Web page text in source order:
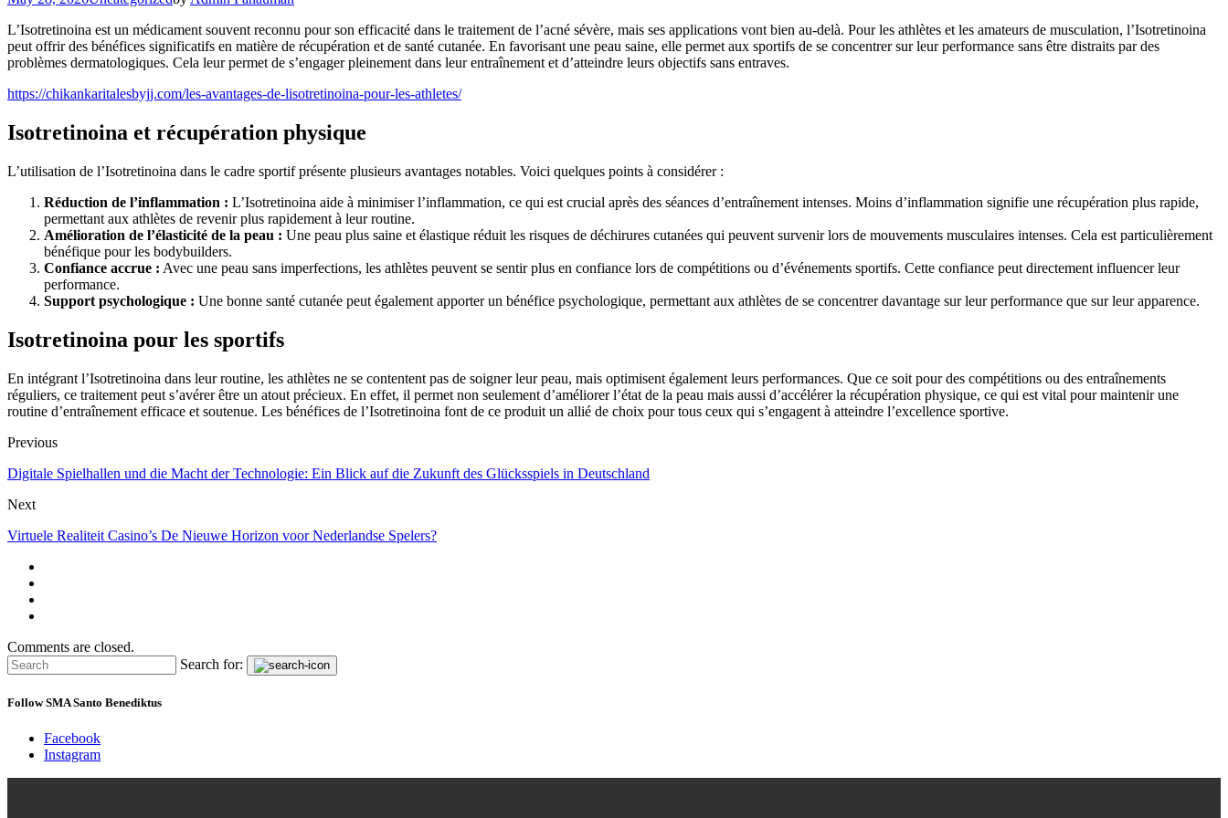
L’Isotretinoina est un médicament souvent reconnu pour son efficacité dans le traitement de l’acné sévère, mais ses applications vont bien au-delà. Pour les athlètes et les amateurs de musculation, l’Isotretinoina
peut offrir des bénéfices significatifs en matière de récupération et de santé cutanée. En favorisant une peau saine, elle permet aux sportifs de se concentrer sur leur performance sans être distraits par des
problèmes dermatologiques. Cela leur permet de s’engager pleinement dans leur entraînement et d’atteindre leurs objectifs sans entraves.
https://chikankaritalesbyjj.com/les-avantages-de-lisotretinoina-pour-les-athletes/
Isotretinoina et récupération physique
L’utilisation de l’Isotretinoina dans le cadre sportif présente plusieurs avantages notables. Voici quelques points à considérer :
Réduction de l’inflammation : L’Isotretinoina aide à minimiser l’inflammation, ce qui est crucial après des séances d’entraînement intenses. Moins d’inflammation signifie une récupération plus rapide,
permettant aux athlètes de revenir plus rapidement à leur routine.
Amélioration de l’élasticité de la peau : Une peau plus saine et élastique réduit les risques de déchirures cutanées qui peuvent survenir lors de mouvements musculaires intenses. Cela est particulièrement
bénéfique pour les bodybuilders.
Confiance accrue : Avec une peau sans imperfections, les athlètes peuvent se sentir plus en confiance lors de compétitions ou d’événements sportifs. Cette confiance peut directement influencer leur
performance.
Support psychologique : Une bonne santé cutanée peut également apporter un bénéfice psychologique, permettant aux athlètes de se concentrer davantage sur leur performance que sur leur apparence.
Isotretinoina pour les sportifs
En intégrant l’Isotretinoina dans leur routine, les athlètes ne se contentent pas de soigner leur peau, mais optimisent également leurs performances. Que ce soit pour des compétitions ou des entraînements
réguliers, ce traitement peut s’avérer être un atout précieux. En effet, il permet non seulement d’améliorer l’état de la peau mais aussi d’accélérer la récupération physique, ce qui est vital pour maintenir une
routine d’entraînement efficace et soutenue. Les bénéfices de l’Isotretinoina font de ce produit un allié de choix pour tous ceux qui s’engagent à atteindre l’excellence sportive.
Previous
Digitale Spielhallen und die Macht der Technologie: Ein Blick auf die Zukunft des Glücksspiels in Deutschland
Next
Virtuele Realiteit Casino’s De Nieuwe Horizon voor Nederlandse Spelers?
Comments are closed.
Search for:
Follow SMA Santo Benediktus
Facebook
Instagram